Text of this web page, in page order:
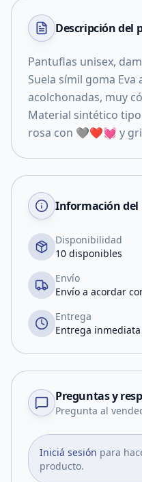
Descripción del
Pantuflas unisex,
Suela símil goma
acolchonadas, muy
Material sintético
rosa con 🩶❤️💓 y
Información del
Disponibilidad
10 disponibles
Envío
Envío a acordar
Entrega
Entrega inmediata
Preguntas y
Pregunta al
Iniciá sesión para
producto.